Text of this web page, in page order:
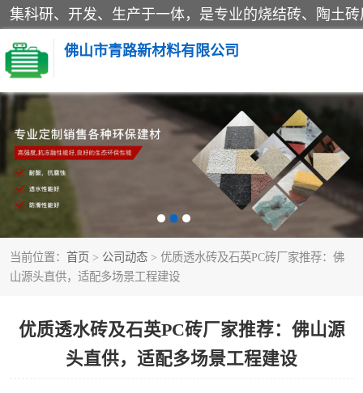
佛山市青路新材料有限公司
当前位置： 首页 > 公司动态 > 优质透水砖及石英PC砖厂家推荐：佛
山源头直供，适配多场景工程建设
优质透水砖及石英PC砖厂家推荐：佛山源
头直供，适配多场景工程建设